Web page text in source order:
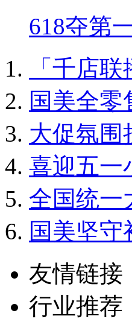
618夺第
「千店
国美全零
大促氛围
喜迎五一
全国统一
国美坚
友情链接
行业推荐